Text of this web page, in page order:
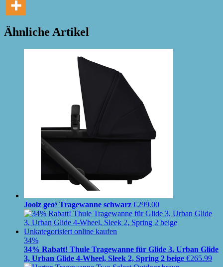
Ähnliche Artikel
Joolz geo⁵ Tragewanne schwarz €299.00
34%
34% Rabatt! Thule Tragewanne für Glide 3, Urban Glide
3, Urban Glide 4-Wheel, Sleek 2, Spring 2 beige €265.99